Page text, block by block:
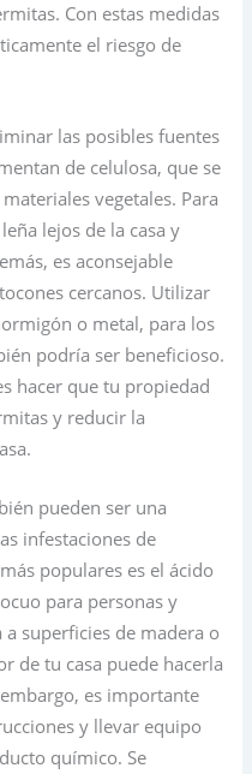
Con estas medidas
el riesgo de
las posibles fuentes
de celulosa, que se
vegetales. Para
lejos de la casa y
es aconsejable
cercanos. Utilizar
o metal, para los
podría ser beneficioso.
hacer que tu propiedad
y reducir la
pueden ser una
infestaciones de
populares es el ácido
para personas y
superficies de madera o
de tu casa puede hacerla
es importante
y llevar equipo
químico. Se